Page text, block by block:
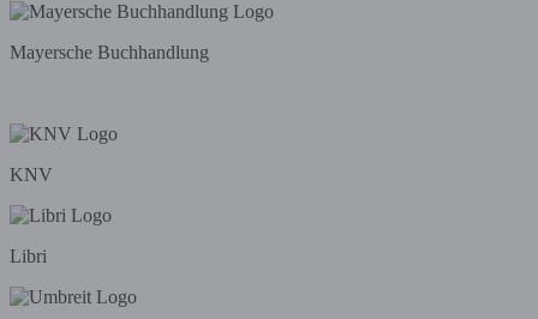
Mayersche Buchhandlung
KNV
Libri